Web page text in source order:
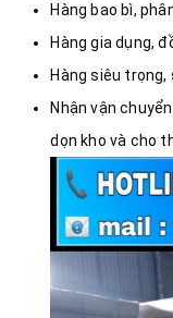
Hàng bao bì,
Hàng gia dụng,
Hàng siêu
Nhận vận
dọn kho và cho